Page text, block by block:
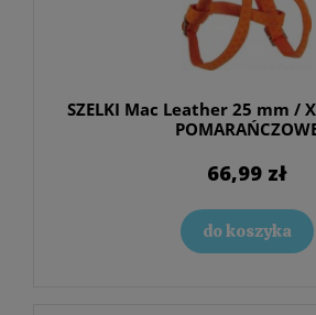
SZELKI Mac Leather 25 mm /
66,99 zł
do koszyka